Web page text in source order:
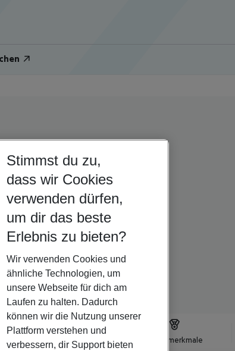
Hotelbeschreibung Hotelmerkmale
Stimmst du zu,
dass wir Cookies
verwenden dürfen,
um dir das beste
Erlebnis zu bieten?
Wir verwenden Cookies und
ähnliche Technologien, um
unsere Webseite für dich am
Laufen zu halten. Dadurch
können wir die Nutzung unserer
Plattform verstehen und
verbessern, dir Support bieten